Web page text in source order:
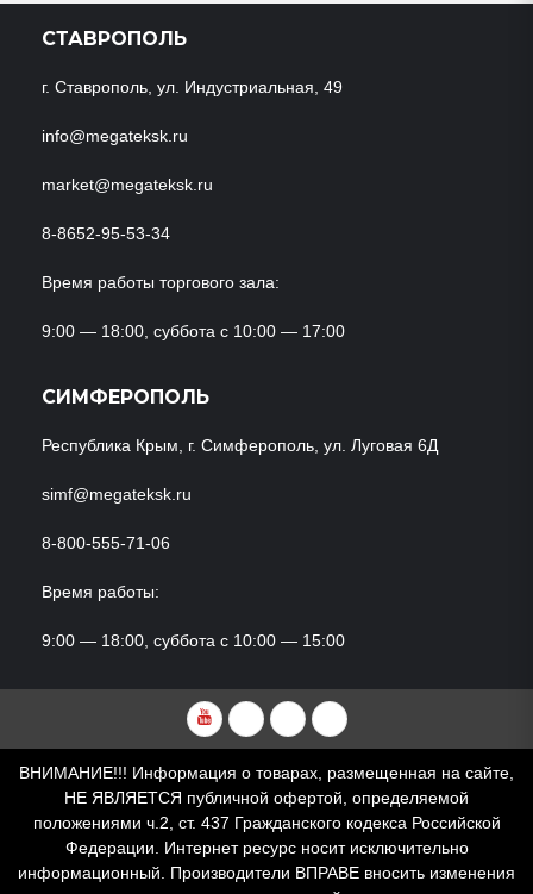
СТАВРОПОЛЬ
г. Ставрополь, ул. Индустриальная, 49
info@megateksk.ru
market@megateksk.ru
8-8652-95-53-34
Время работы торгового зала:
9:00 — 18:00, суббота с 10:00 — 17:00
СИМФЕРОПОЛЬ
Республика Крым, г. Симферополь, ул. Луговая 6Д
simf@megateksk.ru
8-800-555-71-06
Время работы:
9:00 — 18:00, суббота с 10:00 — 15:00
YouTubeVKvideoRuTubeDzen
ВНИМАНИЕ!!! Информация о товарах, размещенная на сайте,
НЕ ЯВЛЯЕТСЯ публичной офертой, определяемой
положениями ч.2, ст. 437 Гражданского кодекса Российской
Федерации. Интернет ресурс носит исключительно
информационный. Производители ВПРАВЕ вносить изменения